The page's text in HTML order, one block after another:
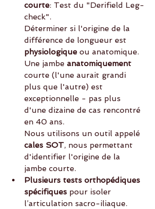
courte: Test du "Derifield Leg-
check".
Déterminer si l'origine de la
différence de longueur est
physiologique ou anatomique.
Une jambe anatomiquement
courte (l'une aurait grandi
plus que l'autre) est
exceptionnelle - pas plus
d'une dizaine de cas rencontré
en 40 ans.
Nous utilisons un outil appelé
cales SOT, nous permettant
d'identifier l'origine de la
jambe courte.
Plusieurs tests orthopédiques
spécifiques pour isoler
l’articulation sacro-iliaque.